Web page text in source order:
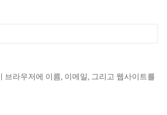
브라우저에 이름, 이메일, 그리고 웹사이트를